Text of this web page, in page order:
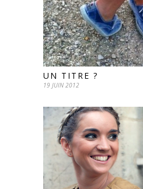
UN TITRE ?
19 JUIN 2012